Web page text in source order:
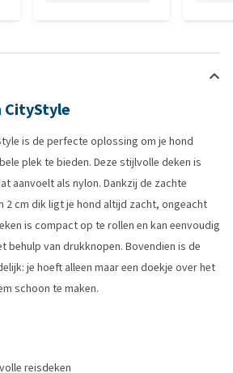
CityStyle
is de perfecte oplossing om je hond
plek te bieden. Deze stijlvolle deken is
aanvoelt als nylon. Dankzij de zachte
2 cm dik ligt je hond altijd zacht, ongeacht
is compact op te rollen en kan eenvoudig
behulp van drukknopen. Bovendien is de
je hoeft alleen maar een doekje over het
schoon te maken.
reisdeken